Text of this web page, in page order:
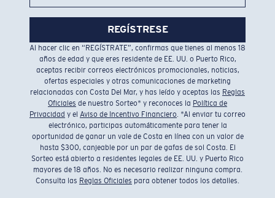
REGÍSTRESE
Al hacer clic en “REGÍSTRATE”, confirmas que tienes al menos 18
años de edad y que eres residente de EE. UU. o Puerto Rico,
aceptas recibir correos electrónicos promocionales, noticias,
ofertas especiales y otras comunicaciones de marketing
relacionadas con Costa Del Mar, y has leído y aceptas las Reglas
Oficiales de nuestro Sorteo* y reconoces la Política de
Privacidad y el Aviso de Incentivo Financiero . *Al enviar tu correo
electrónico, participas automáticamente para tener la
oportunidad de ganar un vale de Costa en línea con un valor de
hasta $300, canjeable por un par de gafas de sol Costa. El
Sorteo está abierto a residentes legales de EE. UU. y Puerto Rico
mayores de 18 años. No es necesario realizar ninguna compra.
Consulta las Reglas Oficiales para obtener todos los detalles.